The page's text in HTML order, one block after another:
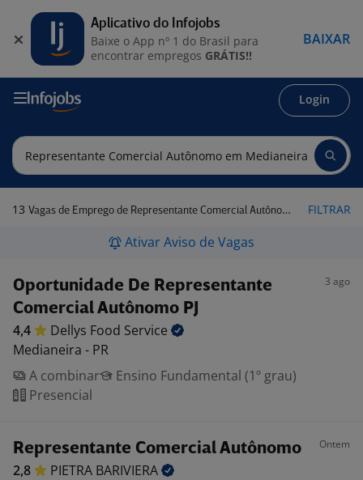
Login
13 Vagas de Emprego de Representante Comercial Autônomo em Medianeira - PR FILTRAR
Ativar Aviso de Vagas
Oportunidade De Representante
Comercial Autônomo PJ
3 ago
4,4 Dellys Food Service
Medianeira - PR
A combinar
Ensino Fundamental (1º grau)
Presencial
Representante Comercial Autônomo Ontem
2,8 PIETRA BARIVIERA
Aplicativo do Infojobs
Baixe o App nº 1 do Brasil para
encontrar empregos GRÁTIS!!
BAIXAR